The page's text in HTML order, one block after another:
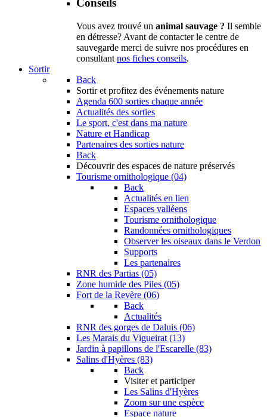
Conseils
Vous avez trouvé un animal sauvage ? Il semble
en détresse? Avant de contacter le centre de
sauvegarde merci de suivre nos procédures en
consultant nos fiches conseils.
Sortir
Back
Sortir et profitez des événements nature
Agenda 600 sorties chaque année
Actualités des sorties
Le sport, c'est dans ma nature
Nature et Handicap
Partenaires des sorties nature
Back
Découvrir des espaces de nature préservés
Tourisme ornithologique (04)
Back
Actualités en lien
Espaces valléens
Tourisme ornithologique
Randonnées ornithologiques
Observer les oiseaux dans le Verdon
Supports
Les partenaires
RNR des Partias (05)
Zone humide des Piles (05)
Fort de la Revère (06)
Back
Actualités
RNR des gorges de Daluis (06)
Les Marais du Vigueirat (13)
Jardin à papillons de l'Escarelle (83)
Salins d'Hyères (83)
Back
Visiter et participer
Les Salins d'Hyères
Zoom sur une espèce
Espace nature